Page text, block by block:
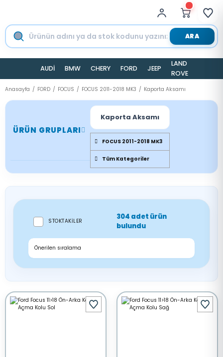
ARA
AUDİ BMW CHERY FORD JEEP
LAND
ROVER
Anasayfa FORD FOCUS FOCUS 2011-2018 MK3 Kaporta Aksamı
ÜRÜN GRUPLARI
Kaporta Aksamı
FOCUS 2011-2018 MK3
Tüm Kategoriler
STOKTAKILER
304 adet ürün
bulundu